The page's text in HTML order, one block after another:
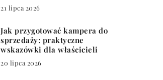
21 lipca 2026
Jak przygotować kampera do
sprzedaży: praktyczne
wskazówki dla właścicieli
20 lipca 2026